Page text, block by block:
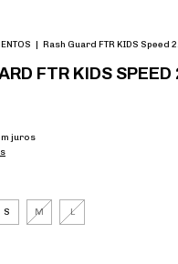
| Rash Guard FTR KIDS Speed
FTR KIDS
juros
S M L